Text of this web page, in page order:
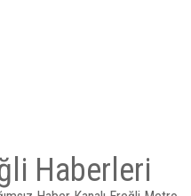
Haberleri